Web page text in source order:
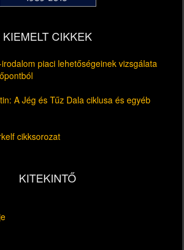
KIEMELT CIKKEK
piaci lehetőségeinek vizsgálata
A Jég és Tűz Dala ciklusa és egyéb
cikksorozat
KITEKINTŐ